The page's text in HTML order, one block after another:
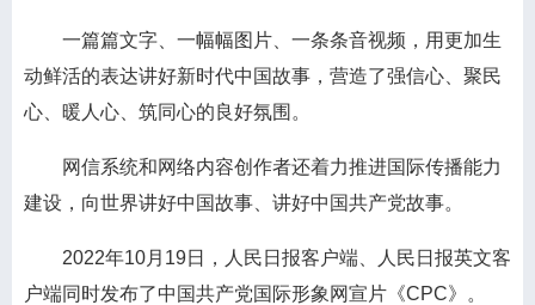
一篇篇文字、一幅幅图片、一条条音视频，用更加生
动鲜活的表达讲好新时代中国故事，营造了强信心、聚民
心、暖人心、筑同心的良好氛围。
网信系统和网络内容创作者还着力推进国际传播能力
建设，向世界讲好中国故事、讲好中国共产党故事。
2022年10月19日，人民日报客户端、人民日报英文客
户端同时发布了中国共产党国际形象网宣片《CPC》。